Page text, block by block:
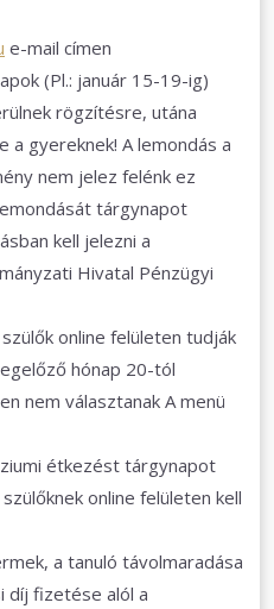
e-mail címen
(Pl.: január 15-19-ig)
rögzítésre, utána
a gyereknek! A lemondás a
nem jelez felénk ez
tárgynapot
kell jelezni a
Hivatal Pénzügyi
online felületen tudják
hónap 20-tól
nem választanak A menü
étkezést tárgynapot
online felületen kell
a tanuló távolmaradása
fizetése alól a